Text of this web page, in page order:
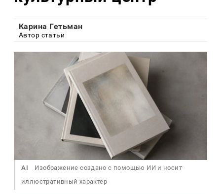
Карина Гетьман
Автор статьи
AI
Изображение создано с помощью ИИ и носит
иллюстративный характер